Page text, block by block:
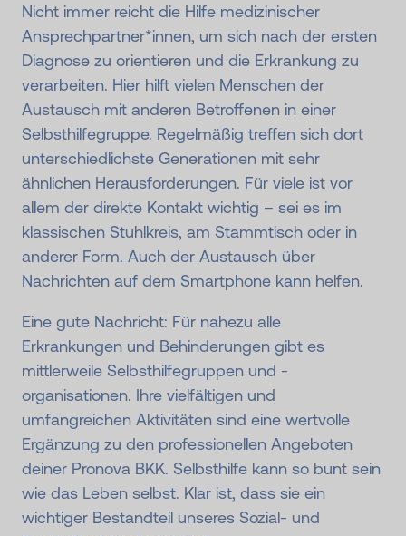
Nicht immer reicht die Hilfe medizinischer
Ansprechpartner*innen, um sich nach der ersten
Diagnose zu orientieren und die Erkrankung zu
verarbeiten. Hier hilft vielen Menschen der
Austausch mit anderen Betroffenen in einer
Selbsthilfegruppe. Regelmäßig treffen sich dort
unterschied­lichste Generationen mit sehr
ähnlichen Heraus­forderungen. Für viele ist vor
allem der direkte Kontakt wichtig – sei es im
klassischen Stuhlkreis, am Stammtisch oder in
anderer Form. Auch der Austausch über
Nachrichten auf dem Smartphone kann helfen.
Eine gute Nachricht: Für nahezu alle
Erkrankungen und Behinderungen gibt es
mittlerweile Selbsthilfegruppen und -
organisationen. Ihre vielfältigen und
umfangreichen Aktivitäten sind eine wertvolle
Ergänzung zu den professionellen Angeboten
deiner Pronova BKK. Selbsthilfe kann so bunt sein
wie das Leben selbst. Klar ist, dass sie ein
wichtiger Bestandteil unseres Sozial- und